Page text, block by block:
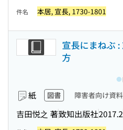
件名 本居, 宣長, 1730-1801
宣長にまねぶ
方
紙 図書 障害者向け資
吉田悦之 著致知出版社2017.2